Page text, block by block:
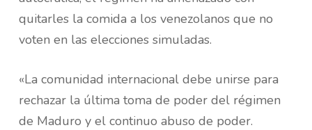
quitarles la comida a los venezolanos que no
voten en las elecciones simuladas.
«La comunidad internacional debe unirse para
rechazar la última toma de poder del régimen
de Maduro y el continuo abuso de poder.